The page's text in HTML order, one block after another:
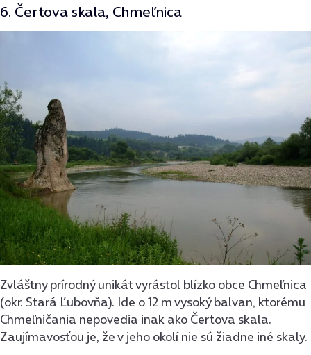
6. Čertova skala, Chmeľnica
Zvláštny prírodný unikát vyrástol blízko obce Chmeľnica
(okr. Stará Ľubovňa). Ide o 12 m vysoký balvan, ktorému
Chmeľničania nepovedia inak ako Čertova skala.
Zaujímavosťou je, že v jeho okolí nie sú žiadne iné skaly.